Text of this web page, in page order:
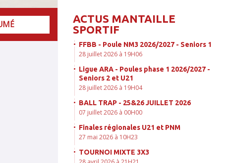
ACTUS MANTAILLE
SPORTIF
FFBB - Poule NM3 2026/2027 - Seniors 1
28 juillet 2026 à 19H06
Ligue ARA - Poules phase 1 2026/2027 -
Seniors 2 et U21
28 juillet 2026 à 19H04
BALL TRAP - 25&26 JUILLET 2026
07 juillet 2026 à 00H00
Finales régionales U21 et PNM
27 mai 2026 à 10H23
TOURNOI MIXTE 3X3